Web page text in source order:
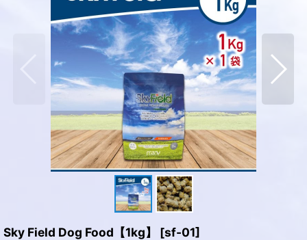
Sky Field Dog Food【1kg】 [sf-01]